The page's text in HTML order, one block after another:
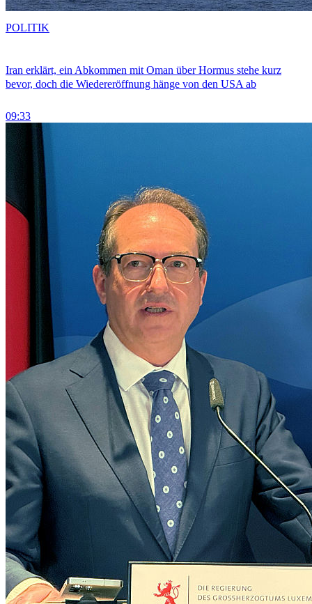
Iran erklärt, ein Abkommen mit Oman über Hormus stehe kurz
bevor, doch die Wiedereröffnung hänge von den USA ab
09:33
POLITIK